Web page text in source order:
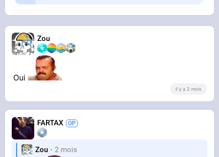
Zou
Oui
il y a 2 mois
FARTAX
Zou 2 mois